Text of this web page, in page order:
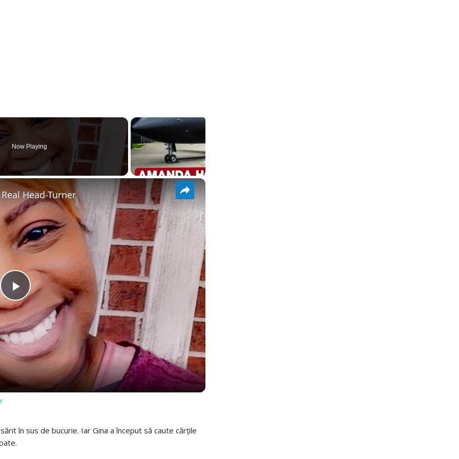
Now Playing
×
PLAY
VIDEO
Head-Turner
în sus de bucurie. Iar Gina a început să caute cărțile